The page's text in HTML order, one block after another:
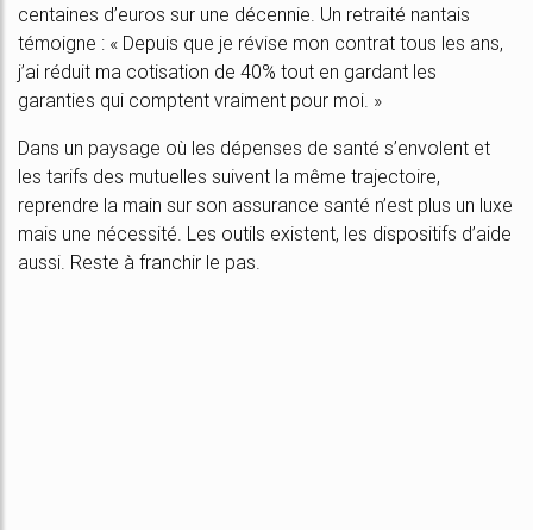
centaines d’euros sur une décennie. Un retraité nantais
témoigne : « Depuis que je révise mon contrat tous les ans,
j’ai réduit ma cotisation de 40% tout en gardant les
garanties qui comptent vraiment pour moi. »
Dans un paysage où les dépenses de santé s’envolent et
les tarifs des mutuelles suivent la même trajectoire,
reprendre la main sur son assurance santé n’est plus un luxe
mais une nécessité. Les outils existent, les dispositifs d’aide
aussi. Reste à franchir le pas.